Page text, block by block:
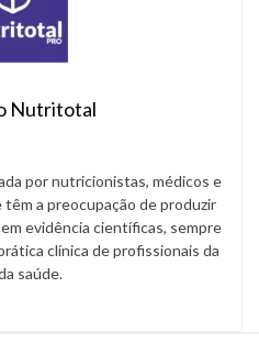
Nutritotal
por nutricionistas, médicos e
a preocupação de produzir
evidência científicas, sempre
clínica de profissionais da
saúde.